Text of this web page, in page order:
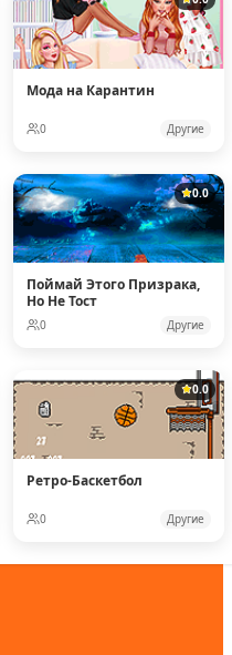
Мода на Карантин
0 Другие
0.0
Поймай Этого Призрака,
Но Не Тост
0 Другие
0.0
Ретро-Баскетбол
0 Другие